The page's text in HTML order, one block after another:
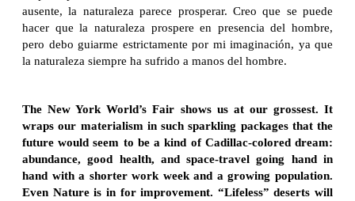
ausente, la naturaleza parece prosperar. Creo que se puede
hacer que la naturaleza prospere en presencia del hombre,
pero debo guiarme estrictamente por mi imaginación, ya que
la naturaleza siempre ha sufrido a manos del hombre.
The New York World’s Fair shows us at our grossest. It
wraps our materialism in such sparkling packages that the
future would seem to be a kind of Cadillac-colored dream:
abundance, good health, and space-travel going hand in
hand with a shorter work week and a growing population.
Even Nature is in for improvement. “Lifeless” deserts will